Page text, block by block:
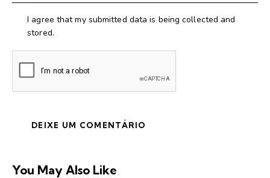
I agree that my submitted data is being collected and
stored.
You May Also Like